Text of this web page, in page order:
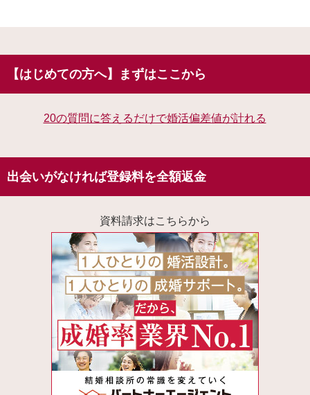
【はじめての方へ】まずはここから
20の質問に答えるだけで婚活偏差値が計れる
出会いがなければ登録料を全額返金
資料請求はこちらから